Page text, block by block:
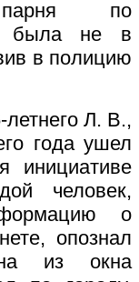
по
была не в
в полицию
летнего Л. В.,
года ушел
инициативе
человек,
о
опознал
из окна